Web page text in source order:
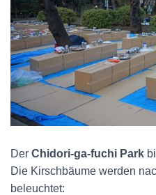
Der Chidori-ga-fuchi Park
Die Kirschbäume werden
beleuchtet: